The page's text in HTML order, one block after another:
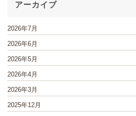
アーカイブ
2026年7月
2026年6月
2026年5月
2026年4月
2026年3月
2025年12月